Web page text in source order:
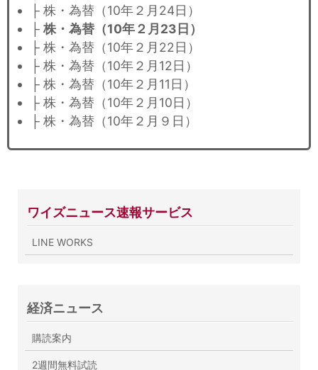
├ 株・為替（10年２月24日）
├ 株・為替（10年２月23日）
├ 株・為替（10年２月22日）
├ 株・為替（10年２月12日）
├ 株・為替（10年２月11日）
├ 株・為替（10年２月10日）
├ 株・為替（10年２月９日）
ワイズニュース速報サービス
LINE WORKS
経済ニュース
購読案内
2週間無料試読